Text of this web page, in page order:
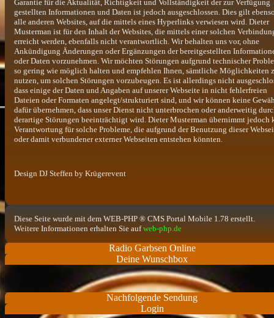
Garantie für die Aktualität, Richtigkeit und Vollständigkeit der zur Verfügung
gestellten Informationen und Daten ist jedoch ausgeschlossen. Dies gilt
alle anderen Websites, auf die mittels eines Hyperlinks verwiesen wird. Dieter
Musterman ist für den Inhalt der Websites, die mittels einer solchen
erreicht werden, ebenfalls nicht verantwortlich. Wir behalten uns vor, ohne
Ankündigung Änderungen oder Ergänzungen der bereitgestellten
oder Daten vorzunehmen. Wir möchten Störungen aufgrund technischer
so gering wie möglich halten und empfehlen Ihnen, sämtliche Möglichkeiten
nutzen, um solchen Störungen vorzubeugen. Es ist allerdings nicht
dass einige der Daten und Angaben auf unserer Webseite in nicht fehlerfreien
Dateien oder Formaten angelegt/strukturiert sind, und wir können keine
dafür übernehmen, dass unser Dienst nicht unterbrochen oder anderweitig
derartige Störungen beeinträchtigt wird. Dieter Musterman übernimmt jedoch
Verantwortung für solche Probleme, die aufgrund der Benutzung dieser
oder damit verbundener externer Webseiten entstehen könnten.
Design DJ Steffen by Krügerevent
Diese Seite wurde mit dem WEB-PHP ® CMS Portal Mobile 1.78 erstellt.
Weitere Informationen erhalten Sie aufweb-php.de
Radio Garbsen Online
Deine Wunschbox
Nachfolgende Sendung
Login